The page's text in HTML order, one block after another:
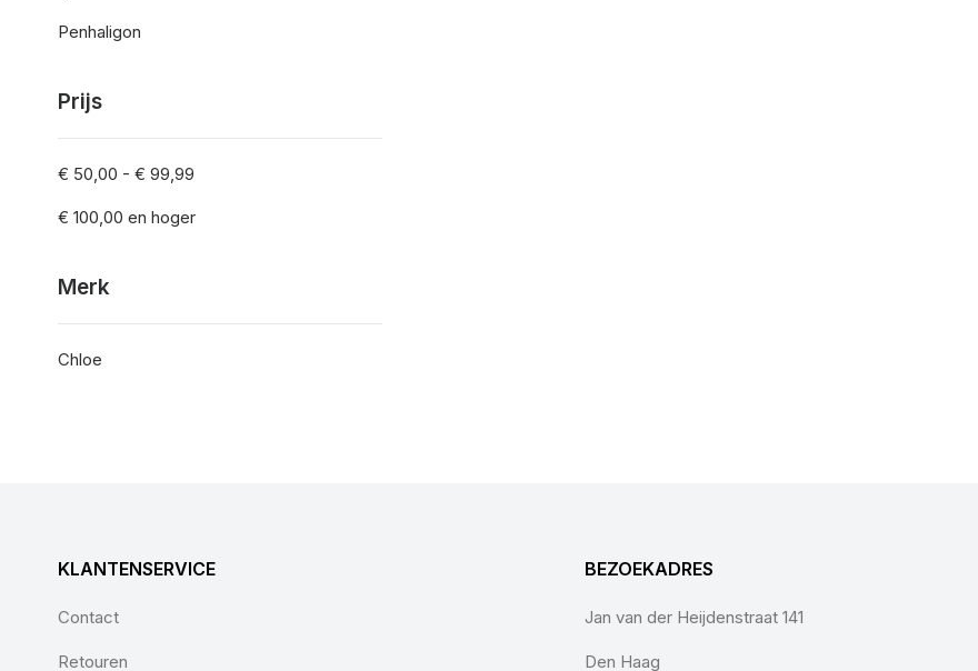
Penhaligon
Prijs
€ 50,00 - € 99,99
€ 100,00 en hoger
Merk
Chloe
KLANTENSERVICE
Contact
Retouren
BEZOEKADRES
Jan van der Heijdenstraat 141
Den Haag